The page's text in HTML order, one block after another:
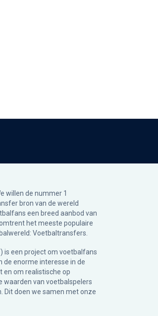
willen de nummer 1
bron van de wereld
een breed aanbod van
het meeste populaire
Voetbaltransfers.
is een project om voetbalfans
de enorme interesse in de
om realistische op
waarden van voetbalspelers
Dit doen we samen met onze